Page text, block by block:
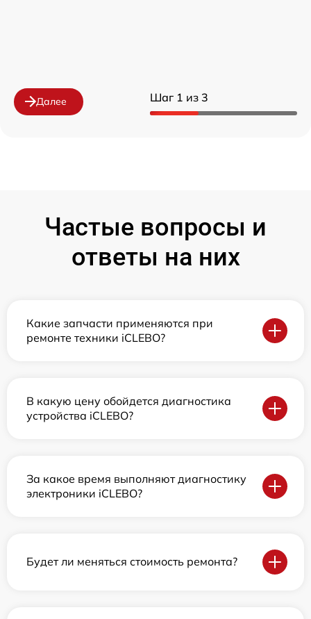
Шаг 1 из 3
Далее
Частые вопросы и
ответы на них
Какие запчасти применяются при
ремонте техники iCLEBO?
В какую цену обойдется диагностика
устройства iCLEBO?
За какое время выполняют диагностику
электроники iCLEBO?
Будет ли меняться стоимость ремонта?